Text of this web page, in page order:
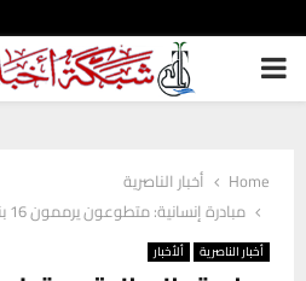
PRIMARY
Home
أخبار الناصرية
مبادرة إنسانية: متطوعون يرممون 16 بناية مدرسة في ذي قار
أخبار الناصرية ألأخبار